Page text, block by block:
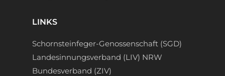
LINKS
Schornsteinfeger-Genossenschaft (SGD)
Landesinnungsverband (LIV) NRW
Bundesverband (ZIV)